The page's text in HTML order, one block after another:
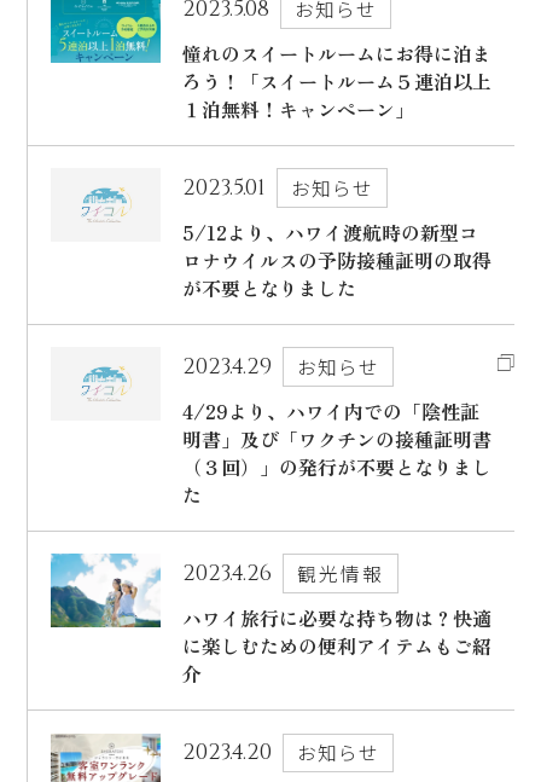
2023.5.08
お知らせ
憧れのスイートルームにお得に泊ま
ろう！「スイートルーム５連泊以上
１泊無料！キャンペーン」
2023.5.01
お知らせ
5/12より、ハワイ渡航時の新型コ
ロナウイルスの予防接種証明の取得
が不要となりました
2023.4.29
お知らせ
4/29より、ハワイ内での「陰性証
明書」及び「ワクチンの接種証明書
（３回）」の発行が不要となりまし
た
2023.4.26
観光情報
ハワイ旅行に必要な持ち物は？快適
に楽しむための便利アイテムもご紹
介
2023.4.20
お知らせ
シェラトン・マウイ・リゾート＆スパ
お問い合わせ
出発日
2026年8月28日(金)
泊数 部屋数
大人2名/子供0名/添い寝0名/幼児0名
宿泊+航空券を検索
宿泊予約のみのお客様
シェラトン・ワイキキ・ビーチリゾート
ロイヤルハワイアン ラグジュアリーコレクションリゾート
モアナサーフライダー ウェスティンリゾート&スパ
シェラトン プリンセス・カイウラニ
シェラトン・マウイ・リゾート&スパ
ご予約内容の確認・キャンセル
CLOSE